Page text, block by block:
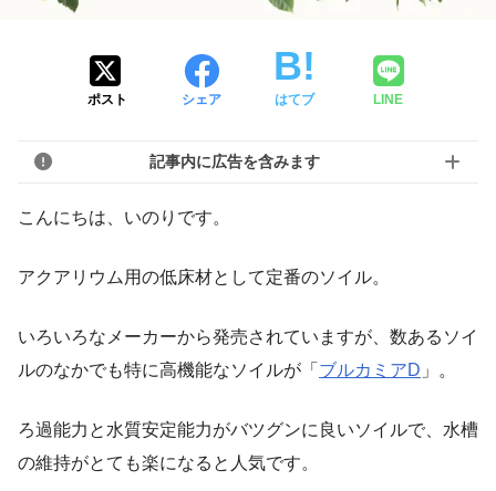
ポスト シェア はてブ LINE
記事内に広告を含みます
こんにちは、いのりです。
アクアリウム用の低床材として定番のソイル。
いろいろなメーカーから発売されていますが、数あるソイ
ルのなかでも特に高機能なソイルが「 ブルカミアD 」。
ろ過能力と水質安定能力がバツグンに良いソイルで、水槽
の維持がとても楽になると人気です。